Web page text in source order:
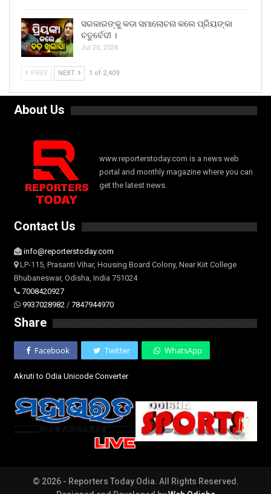
ସରକାରଙ୍କୁ କଡା ସମାଲୋଚନା କଲେ ପ୍ରିୟଙ୍କା
ଚତୁର୍ବେଦୀ ।
Jul 20, 2026
PREV NEXT 1 of 2,409
About Us
www.reporterstoday.com is a news web
portal and monthly magazine where you can
get the latest news.
Contact Us
info@reporterstoday.com
LP-115, Prasanti Vihar, Housing Board Colony, Near Kiit College
Bhubaneswar, Odisha, India 751024
7008420927
9937028982 / 7847944970
Share
Facebook Twitter WhatsApp
Akruti to Odia Unicode Converter
© 2026 - Reporters Today Odia. All Rights Reserved.